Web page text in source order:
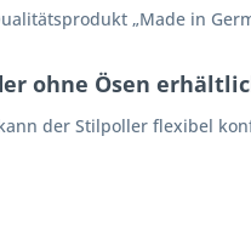
„Made in
ohne Ösen
der Stilpoller flexibel